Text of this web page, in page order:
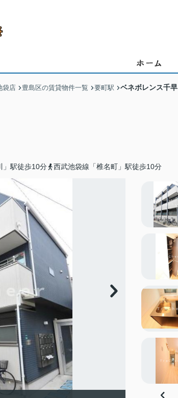
袋店 豊島区の賃貸物件一覧 要町駅 ベネボレンス千早
」駅徒歩10分 西武池袋線「椎名町」駅徒歩10分